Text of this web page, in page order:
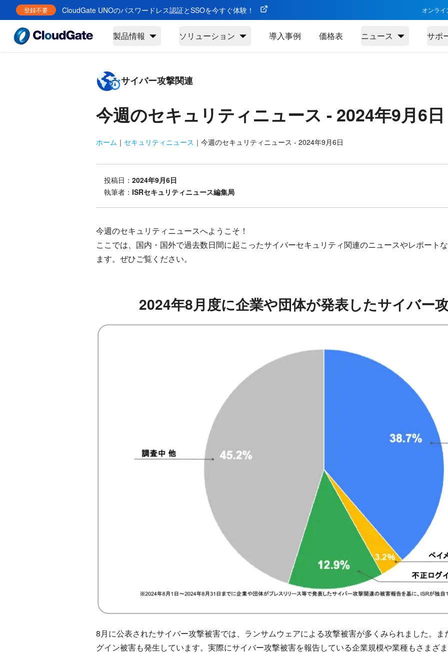
登録不要 CloudGate UNOのパスワードレス認証とSSOを今すぐ体験！ オンラ
製品情報 ソリューション 導入事例 価格表 ニュース サポ
サイバー攻撃関連
今週のセキュリティニュース - 2024年9月6日
ホーム ｜ セキュリティニュース ｜ 今週のセキュリティニュース - 2024年9月6日
投稿日： 2024年9月6日
執筆者： ISRセキュリティニュース編集局
今週のセキュリティニュースへようこそ！
ここでは、国内・国外で過去数日間に起こったサイバーセキュリティ関連のニュースやレポート
ます。ぜひご覧ください。
2024年8月度に企業や団体が発表したサイバー
8月に公表されたサイバー攻撃被害では、ランサムウェアによる攻撃被害が多くみられました。
グイン被害も発生しています。実際にサイバー攻撃被害を報告している企業規模や業種もさまざ